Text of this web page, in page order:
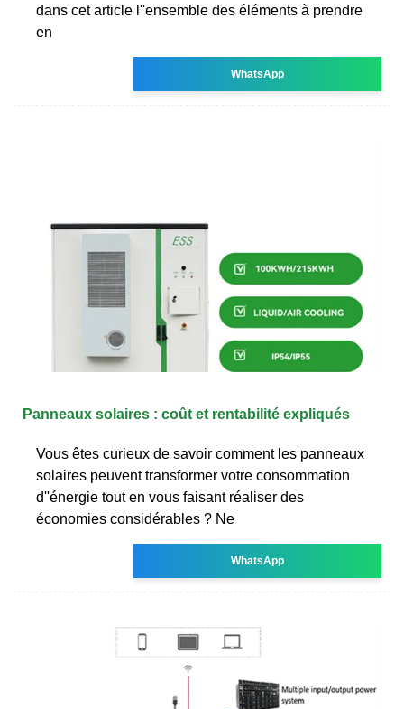
dans cet article l''ensemble des éléments à prendre
en
WhatsApp
Panneaux solaires : coût et rentabilité expliqués
Vous êtes curieux de savoir comment les panneaux
solaires peuvent transformer votre consommation
d''énergie tout en vous faisant réaliser des
économies considérables ? Ne
WhatsApp